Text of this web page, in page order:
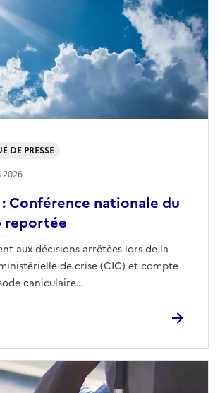
Conférence nationale du
reportée
aux décisions arrêtées lors de la
de crise (CIC) et compte
caniculaire…
DE PRESSE
2026